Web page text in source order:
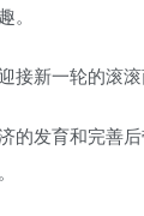
。
接新一轮的滚滚
的发育和完善